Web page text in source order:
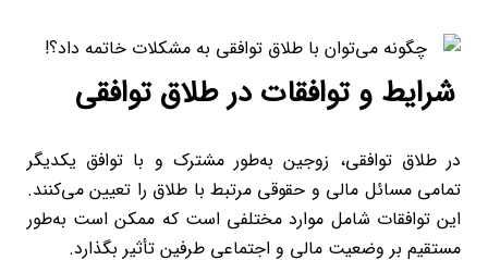
شرایط و توافقات در طلاق توافقی
در طلاق توافقی، زوجین به‌طور مشترک و با توافق یکدیگر
تمامی مسائل مالی و حقوقی مرتبط با طلاق را تعیین می‌کنند.
این توافقات شامل موارد مختلفی است که ممکن است به‌طور
مستقیم بر وضعیت مالی و اجتماعی طرفین تأثیر بگذارد.